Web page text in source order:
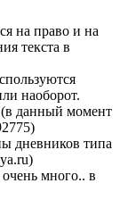
на право и на
текста в
наоборот.
(в данный момент
дневников типа
много.. в